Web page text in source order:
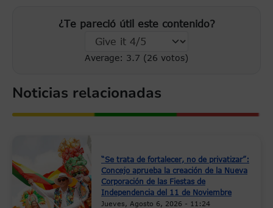
¿Te pareció útil este contenido?
Average: 3.7 (26 votos)
Noticias relacionadas
“Se trata de fortalecer, no de privatizar”:
Concejo aprueba la creación de la Nueva
Corporación de las Fiestas de
Independencia del 11 de Noviembre
Jueves, Agosto 6, 2026 - 11:24